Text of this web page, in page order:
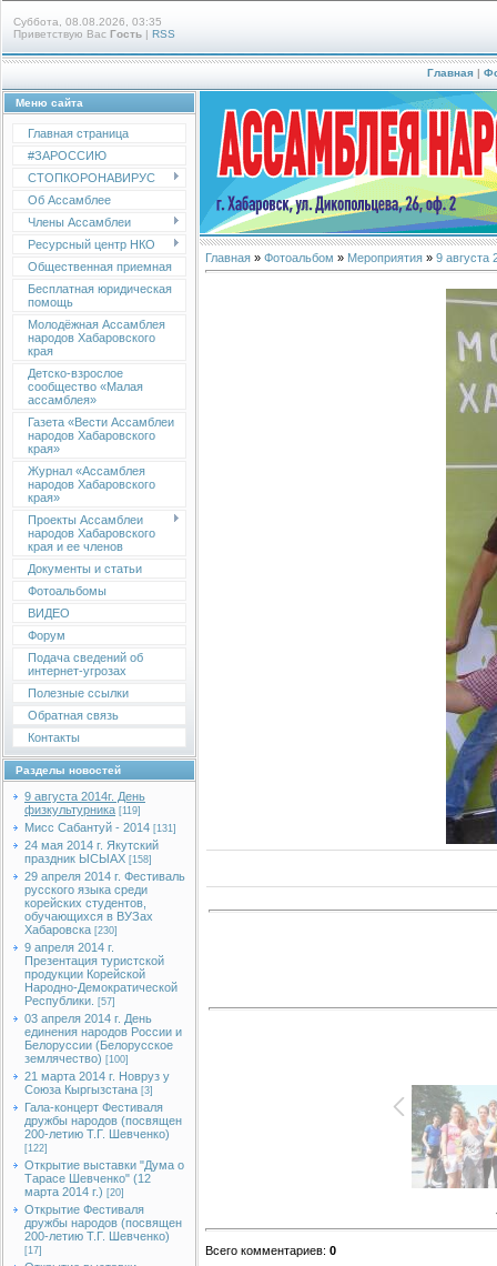
Суббота, 08.08.2026, 03:35
Приветствую Вас Гость | RSS
Главная |
Меню сайта
Главная страница
#ЗАРОССИЮ
СТОПКОРОНАВИРУС
Об Ассамблее
Члены Ассамблеи
Ресурсный центр НКО
Общественная приемная
Бесплатная юридическая
помощь
Молодёжная Ассамблея
народов Хабаровского
края
Детско-взрослое
сообщество «Малая
ассамблея»
Газета «Вести Ассамблеи
народов Хабаровского
края»
Журнал «Ассамблея
народов Хабаровского
края»
Проекты Ассамблеи
народов Хабаровского
края и ее членов
Документы и статьи
Фотоальбомы
ВИДЕО
Форум
Подача сведений об
интернет-угрозах
Полезные ссылки
Обратная связь
Контакты
Разделы новостей
9 августа 2014г. День
физкультурника [119]
Мисс Сабантуй - 2014 [131]
24 мая 2014 г. Якутский
праздник ЫСЫАХ [158]
29 апреля 2014 г. Фестиваль
русского языка среди
корейских студентов,
обучающихся в ВУЗах
Хабаровска [230]
9 апреля 2014 г.
Презентация туристской
продукции Корейской
Народно-Демократической
Республики.
[57]
03 апреля 2014 г. День
единения народов России и
Белоруссии (Белорусское
землячество) [100]
21 марта 2014 г. Новруз у
Союза Кыргызстана [3]
Гала-концерт Фестиваля
дружбы народов (посвящен
200-летию Т.Г. Шевченко)
[122]
Открытие выставки "Дума о
Тарасе Шевченко" (12
марта 2014 г.) [20]
Открытие Фестиваля
дружбы народов (посвящен
200-летию Т.Г. Шевченко)
[17]
Главная » Фотоальбом » Мероприятия » 9 августа
Всего комментариев: 0